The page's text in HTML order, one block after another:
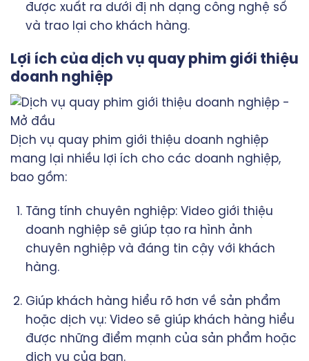
được xuất ra dưới đị nh dạng công nghệ số
và trao lại cho khách hàng.
Lợi ích của dịch vụ quay phim giới thiệu
doanh nghiệp
Dịch vụ quay phim giới thiệu doanh nghiệp
mang lại nhiều lợi ích cho các doanh nghiệp,
bao gồm:
Tăng tính chuyên nghiệp: Video giới thiệu
doanh nghiệp sẽ giúp tạo ra hình ảnh
chuyên nghiệp và đáng tin cậy với khách
hàng.
Giúp khách hàng hiểu rõ hơn về sản phẩm
hoặc dịch vụ: Video sẽ giúp khách hàng hiểu
được những điểm mạnh của sản phẩm hoặc
dịch vụ của bạn.